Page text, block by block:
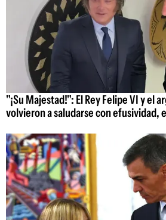
"¡Su Majestad!": El Rey Felipe VI y el
volvieron a saludarse con efusividad,